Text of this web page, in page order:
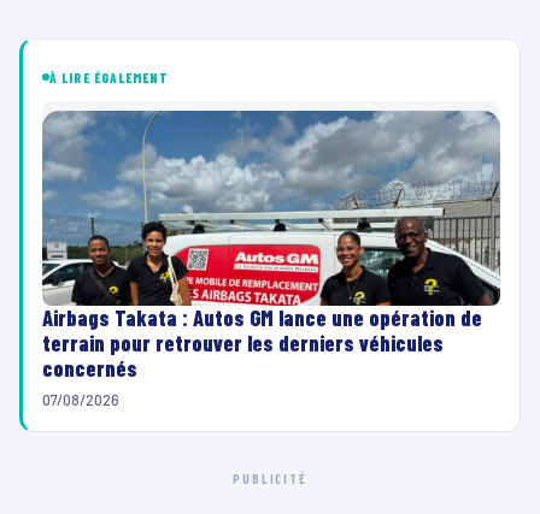
À LIRE ÉGALEMENT
Airbags Takata : Autos GM lance une opération de
terrain pour retrouver les derniers véhicules
concernés
07/08/2026
PUBLICITÉ